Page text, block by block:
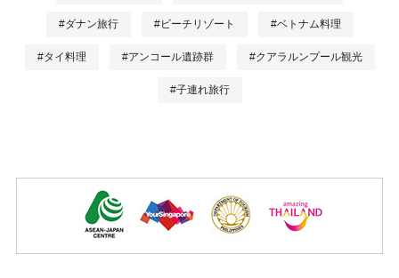
#ダナン旅行 #ビーチリゾート #ベトナム料理
#タイ料理 #アンコール遺跡群 #クアラルンプール観光
#子連れ旅行